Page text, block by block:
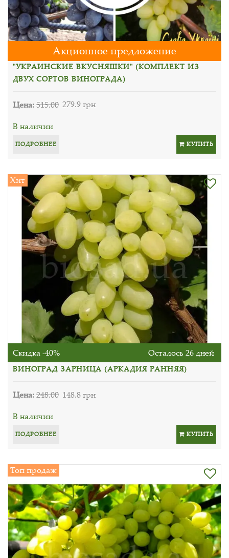
Акционное предложение
"УКРАИНСКИЕ ВКУСНЯШКИ" (КОМПЛЕКТ ИЗ
ДВУХ СОРТОВ ВИНОГРАДА)
Цена:515.00 279.9 грн
В наличии
ПОДРОБНЕЕ КУПИТЬ
Хит
Скидка -40% Осталось 26 дней
ВИНОГРАД ЗАРНИЦА (АРКАДИЯ РАННЯЯ)
Цена:248.00 148.8 грн
В наличии
ПОДРОБНЕЕ КУПИТЬ
Топ продаж